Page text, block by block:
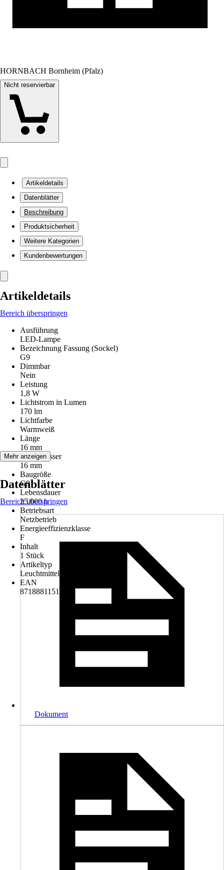
HORNBACH Bornheim (Pfalz)
Nicht reservierbar
Artikeldetails
Datenblätter
Beschreibung
Produktsicherheit
Weitere Kategorien
Kundenbewertungen
Artikeldetails
Bereich überspringen
Ausführung
LED-Lampe
Bezeichnung Fassung (Sockel)
G9
Dimmbar
Nein
Leistung
1,8 W
Lichtstrom in Lumen
170 lm
Lichtfarbe
Warmweiß
Länge
16 mm
Durchmesser
16 mm
Baugröße
G9
Lebensdauer
25.000 h
Betriebsart
Netzbetrieb
Energieeffizienzklasse
F
Inhalt
1 Stück
Artikeltyp
Leuchtmittel
EAN
8718881151699
Mehr anzeigen
Datenblätter
Bereich überspringen
Dokument